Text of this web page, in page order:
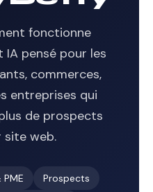
fonctionne
pensé pour les
commerces,
entreprises qui
de prospects
site web.
PME
Prospects